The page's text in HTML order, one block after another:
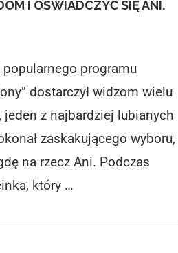
I OŚWIADCZYĆ SIĘ ANI.
popularnego programu
dostarczył widzom wielu
z najbardziej lubianych
zaskakującego wyboru,
na rzecz Ani. Podczas
który …